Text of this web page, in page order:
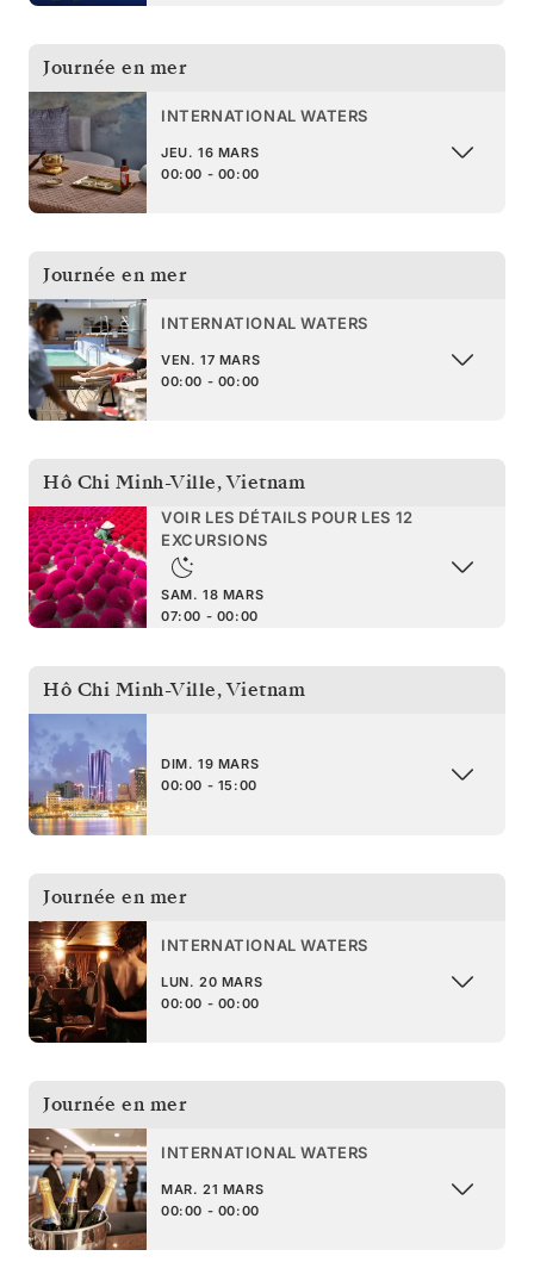
Journée en mer
INTERNATIONAL WATERS
JEU. 16 MARS
00:00 - 00:00
Journée en mer
INTERNATIONAL WATERS
VEN. 17 MARS
00:00 - 00:00
Hô Chi Minh-Ville,Vietnam
VOIR LES DÉTAILS POUR LES 12
EXCURSIONS
SAM. 18 MARS
07:00 - 00:00
Hô Chi Minh-Ville,Vietnam
DIM. 19 MARS
00:00 - 15:00
Journée en mer
INTERNATIONAL WATERS
LUN. 20 MARS
00:00 - 00:00
Journée en mer
INTERNATIONAL WATERS
MAR. 21 MARS
00:00 - 00:00